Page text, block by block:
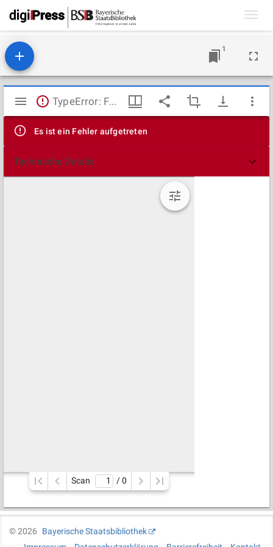
1
Mirador
Viewer
TypeError: Failed to fetch
Es ist ein Fehler aufgetreten
Technische Details
Scan / 0
©2026
Bayerische Staatsbibliothek